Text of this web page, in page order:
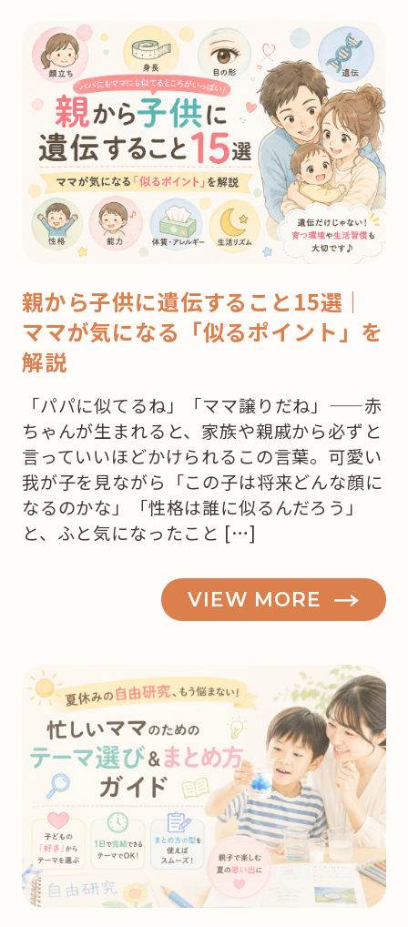
親から子供に遺伝すること15選｜
ママが気になる「似るポイント」を
解説
「パパに似てるね」「ママ譲りだね」——赤
ちゃんが生まれると、家族や親戚から必ずと
言っていいほどかけられるこの言葉。可愛い
我が子を見ながら「この子は将来どんな顔に
なるのかな」「性格は誰に似るんだろう」
と、ふと気になったこと […]
VIEW MORE